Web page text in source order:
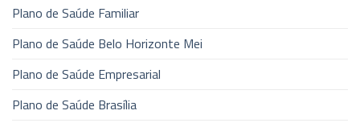
Plano de Saúde Familiar
Plano de Saúde Belo Horizonte Mei
Plano de Saúde Empresarial
Plano de Saúde Brasília